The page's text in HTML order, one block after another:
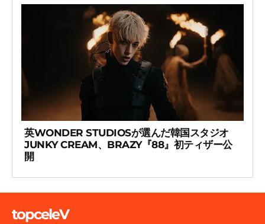
英WONDER STUDIOSが選んだ韓国スタジオ
JUNKY CREAM、BRAZY『88』初ティザー公
開
topceleV